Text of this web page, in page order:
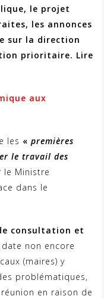
le projet
les annonces
sur la direction
prioritaire. Lire
aux
les « premières
le travail des
le Ministre
dans le
consultation et
non encore
(maires) y
problématiques,
en raison de